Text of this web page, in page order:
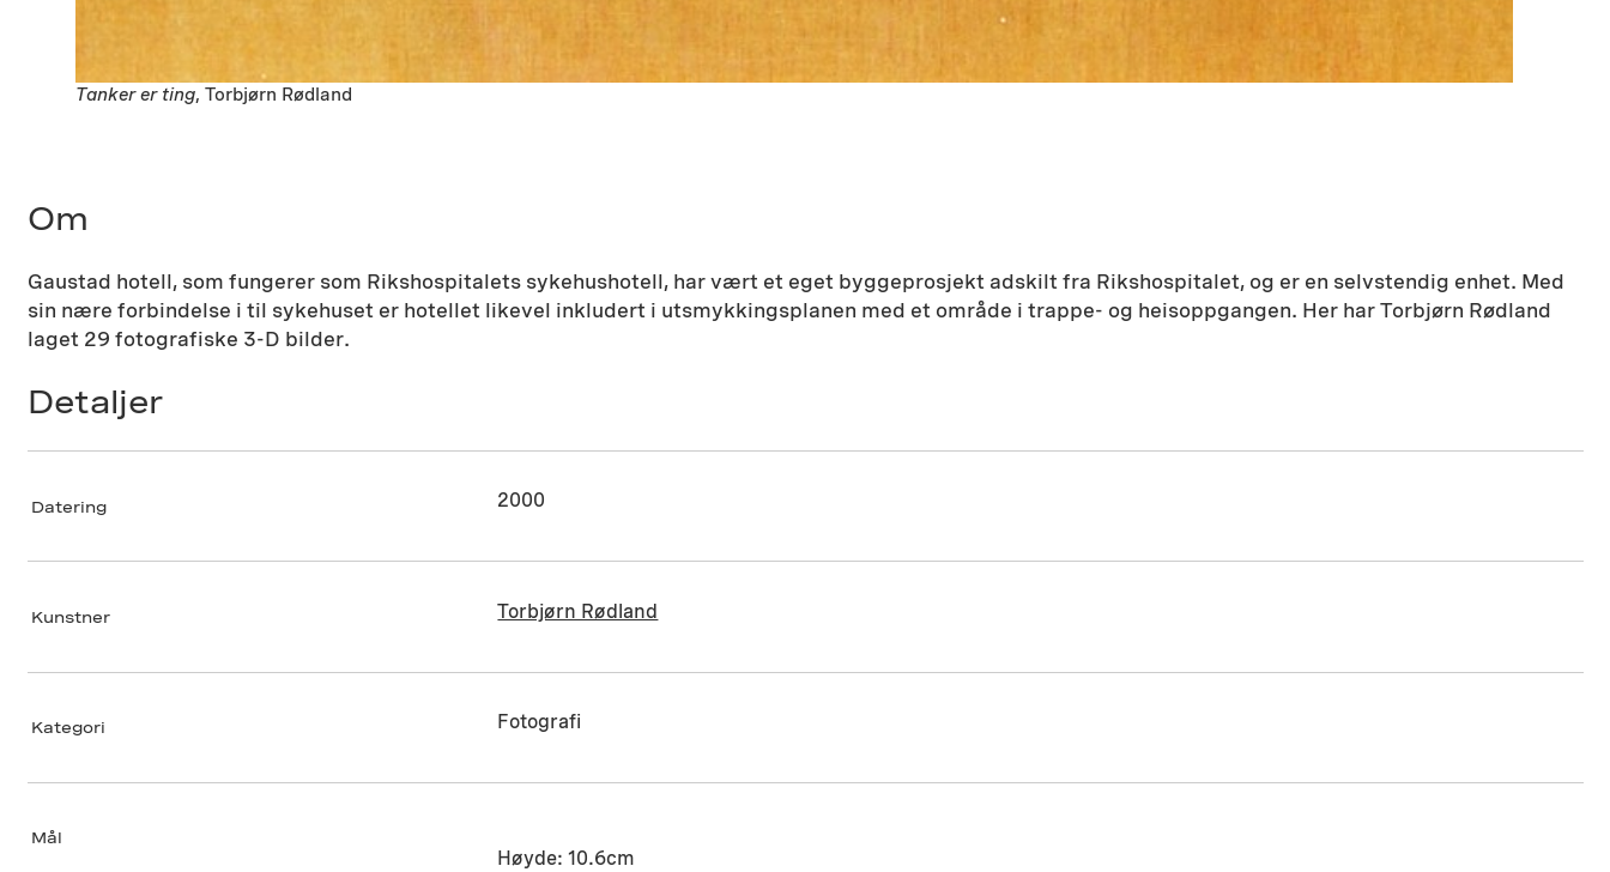
Tanker er ting, Torbjørn Rødland
Om
Gaustad hotell, som fungerer som Rikshospitalets sykehushotell, har vært et eget byggeprosjekt adskilt fra Rikshospitalet, og er en selvstendig enhet. Med
sin nære forbindelse i til sykehuset er hotellet likevel inkludert i utsmykkingsplanen med et område i trappe- og heisoppgangen. Her har Torbjørn Rødland
laget 29 fotografiske 3-D bilder.
Detaljer
Datering 2000
Kunstner Torbjørn Rødland
Kategori Fotografi
Mål
Høyde: 10.6cm